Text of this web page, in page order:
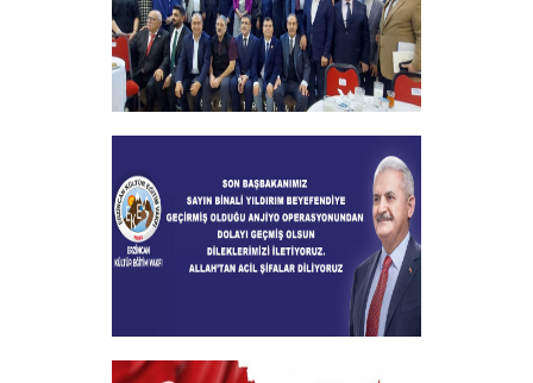
2024-2025 Burs Toplantısında 7000
+
Geçmiş Olsun Mesajı